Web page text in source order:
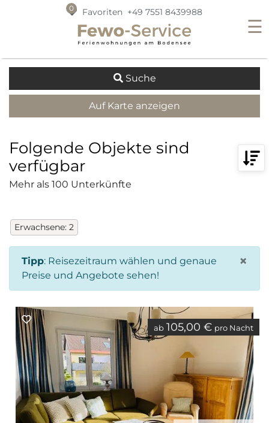
0 Favoriten +49 7551 8439988
☰
Suche
Auf Karte anzeigen
Folgende Objekte sind
verfügbar
Mehr als 100 Unterkünfte
Erwachsene: 2
×
Tipp: Reisezeitraum wählen und genaue
Preise und Angebote sehen!
Der Lageplan kann nicht angezeigt werden, da Sie der
Die Datenschutzerklärung von OpenStreetMap finden Sie
ab 105,00 € pro Nacht